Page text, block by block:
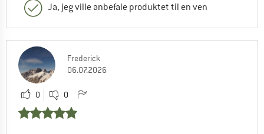
Ja, jeg ville anbefale produktet til en ven
Frederick
06.07.2026
0 0